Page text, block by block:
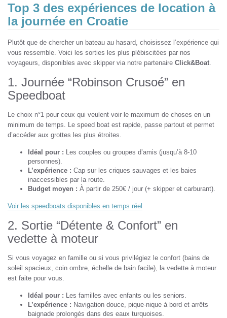
Top 3 des expériences de location à
la journée en Croatie
Plutôt que de chercher un bateau au hasard, choisissez l’expérience qui
vous ressemble. Voici les sorties les plus plébiscitées par nos
voyageurs, disponibles avec skipper via notre partenaire Click&Boat
1. Journée “Robinson Crusoé” en
Speedboat
Le choix n°1 pour ceux qui veulent voir le maximum de choses en un
minimum de temps. Le speed boat est rapide, passe partout et permet
d’accéder aux grottes les plus étroites.
Idéal pour : Les couples ou groupes d’amis (jusqu’à 8-10
personnes).
L’expérience : Cap sur les criques sauvages et les baies
inaccessibles par la route.
Budget moyen : À partir de 250€ / jour (+ skipper et carburant).
Voir les speedboats disponibles en temps réel
2. Sortie “Détente & Confort” en
vedette à moteur
Si vous voyagez en famille ou si vous privilégiez le confort (bains de
soleil spacieux, coin ombre, échelle de bain facile), la vedette à moteur
est faite pour vous.
Idéal pour : Les familles avec enfants ou les seniors.
L’expérience : Navigation douce, pique-nique à bord et arrêts
baignade prolongés dans des eaux turquoises.